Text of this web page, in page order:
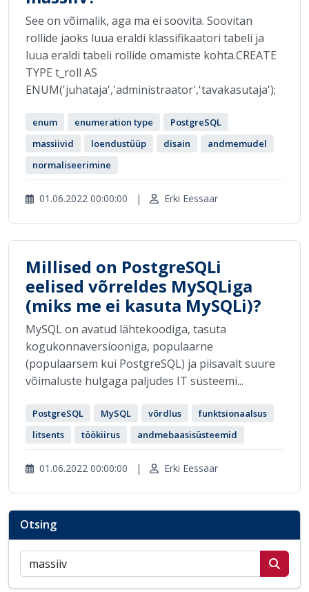
See on võimalik, aga ma ei soovita. Soovitan
rollide jaoks luua eraldi klassifikaatori tabeli ja
luua eraldi tabeli rollide omamiste kohta.CREATE
TYPE t_roll AS
ENUM('juhataja','administraator','tavakasutaja');
enum enumeration type
PostgreSQL
massiivid
loendustüüp disain
andmemudel
normaliseerimine
01.06.2022 00:00:00 | Erki Eessaar
Millised on PostgreSQLi
eelised võrreldes MySQLiga
(miks me ei kasuta MySQLi)?
MySQL on avatud lähtekoodiga, tasuta
kogukonnaversiooniga, populaarne
(populaarsem kui PostgreSQL) ja piisavalt suure
võimaluste hulgaga paljudes IT süsteemi...
PostgreSQL MySQL võrdlus
funktsionaalsus
litsents
töökiirus andmebaasisüsteemid
01.06.2022 00:00:00 | Erki Eessaar
Otsing
Otsi postitusi